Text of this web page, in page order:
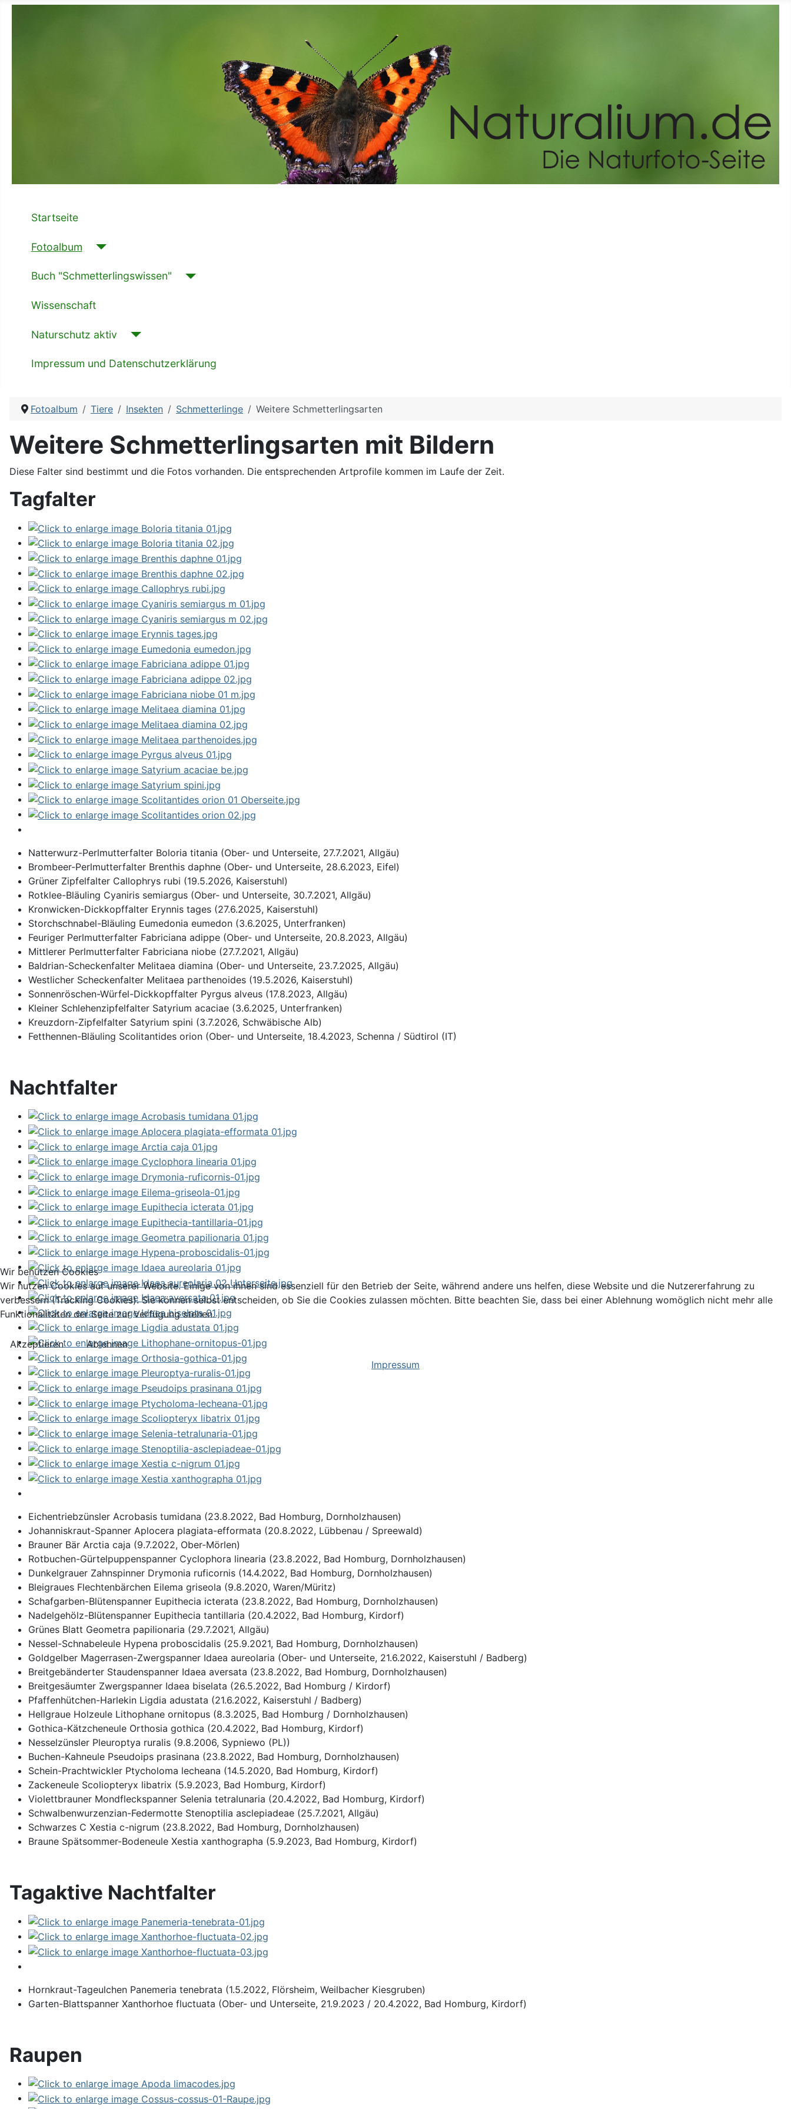
Startseite
Fotoalbum
Buch "Schmetterlingswissen"
Wissenschaft
Naturschutz aktiv
Impressum und Datenschutzerklärung
Fotoalbum Tiere Insekten Schmetterlinge Weitere Schmetterlingsarten
Weitere Schmetterlingsarten mit Bildern
Diese Falter sind bestimmt und die Fotos vorhanden. Die entsprechenden Artprofile kommen im Laufe der Zeit.
Tagfalter
Natterwurz-Perlmutterfalter Boloria titania (Ober- und Unterseite, 27.7.2021, Allgäu)
Brombeer-Perlmutterfalter Brenthis daphne (Ober- und Unterseite, 28.6.2023, Eifel)
Grüner Zipfelfalter Callophrys rubi (19.5.2026, Kaiserstuhl)
Rotklee-Bläuling Cyaniris semiargus (Ober- und Unterseite, 30.7.2021, Allgäu)
Kronwicken-Dickkopffalter Erynnis tages (27.6.2025, Kaiserstuhl)
Storchschnabel-Bläuling Eumedonia eumedon (3.6.2025, Unterfranken)
Feuriger Perlmutterfalter Fabriciana adippe (Ober- und Unterseite, 20.8.2023, Allgäu)
Mittlerer Perlmutterfalter Fabriciana niobe (27.7.2021, Allgäu)
Baldrian-Scheckenfalter Melitaea diamina (Ober- und Unterseite, 23.7.2025, Allgäu)
Westlicher Scheckenfalter Melitaea parthenoides (19.5.2026, Kaiserstuhl)
Sonnenröschen-Würfel-Dickkopffalter Pyrgus alveus (17.8.2023, Allgäu)
Kleiner Schlehenzipfelfalter Satyrium acaciae (3.6.2025, Unterfranken)
Kreuzdorn-Zipfelfalter Satyrium spini (3.7.2026, Schwäbische Alb)
Fetthennen-Bläuling Scolitantides orion (Ober- und Unterseite, 18.4.2023, Schenna / Südtirol (IT)
Nachtfalter
Eichentriebzünsler Acrobasis tumidana (23.8.2022, Bad Homburg, Dornholzhausen)
Johanniskraut-Spanner Aplocera plagiata-efformata (20.8.2022, Lübbenau / Spreewald)
Brauner Bär Arctia caja (9.7.2022, Ober-Mörlen)
Rotbuchen-Gürtelpuppenspanner Cyclophora linearia (23.8.2022, Bad Homburg, Dornholzhausen)
Dunkelgrauer Zahnspinner Drymonia ruficornis (14.4.2022, Bad Homburg, Dornholzhausen)
Bleigraues Flechtenbärchen Eilema griseola (9.8.2020, Waren/Müritz)
Schafgarben-Blütenspanner Eupithecia icterata (23.8.2022, Bad Homburg, Dornholzhausen)
Nadelgehölz-Blütenspanner Eupithecia tantillaria (20.4.2022, Bad Homburg, Kirdorf)
Grünes Blatt Geometra papilionaria (29.7.2021, Allgäu)
Nessel-Schnabeleule Hypena proboscidalis (25.9.2021, Bad Homburg, Dornholzhausen)
Goldgelber Magerrasen-Zwergspanner Idaea aureolaria (Ober- und Unterseite, 21.6.2022, Kaiserstuhl / Badberg)
Breitgebänderter Staudenspanner Idaea aversata (23.8.2022, Bad Homburg, Dornholzhausen)
Breitgesäumter Zwergspanner Idaea biselata (26.5.2022, Bad Homburg / Kirdorf)
Pfaffenhütchen-Harlekin Ligdia adustata (21.6.2022, Kaiserstuhl / Badberg)
Hellgraue Holzeule Lithophane ornitopus (8.3.2025, Bad Homburg / Dornholzhausen)
Gothica-Kätzcheneule Orthosia gothica (20.4.2022, Bad Homburg, Kirdorf)
Nesselzünsler Pleuroptya ruralis (9.8.2006, Sypniewo (PL))
Buchen-Kahneule Pseudoips prasinana (23.8.2022, Bad Homburg, Dornholzhausen)
Schein-Prachtwickler Ptycholoma lecheana (14.5.2020, Bad Homburg, Kirdorf)
Zackeneule Scoliopteryx libatrix (5.9.2023, Bad Homburg, Kirdorf)
Violettbrauner Mondfleckspanner Selenia tetralunaria (20.4.2022, Bad Homburg, Kirdorf)
Schwalbenwurzenzian-Federmotte Stenoptilia asclepiadeae (25.7.2021, Allgäu)
Schwarzes C Xestia c-nigrum (23.8.2022, Bad Homburg, Dornholzhausen)
Braune Spätsommer-Bodeneule Xestia xanthographa (5.9.2023, Bad Homburg, Kirdorf)
Tagaktive Nachtfalter
Hornkraut-Tageulchen Panemeria tenebrata (1.5.2022, Flörsheim, Weilbacher Kiesgruben)
Garten-Blattspanner Xanthorhoe fluctuata (Ober- und Unterseite, 21.9.2023 / 20.4.2022, Bad Homburg, Kirdorf)
Raupen
Wir benutzen Cookies
Wir nutzen Cookies auf unserer Website. Einige von ihnen sind essenziell für den Betrieb der Seite, während andere uns helfen, diese Website und die Nutzererfahrung zu
verbessern (Tracking Cookies). Sie können selbst entscheiden, ob Sie die Cookies zulassen möchten. Bitte beachten Sie, dass bei einer Ablehnung womöglich nicht mehr alle
Funktionalitäten der Seite zur Verfügung stehen.
Akzeptieren
Ablehnen
Impressum